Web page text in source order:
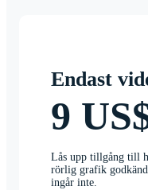
Endast
9
Lås upp tillgång till
rörlig grafik
ingår inte.